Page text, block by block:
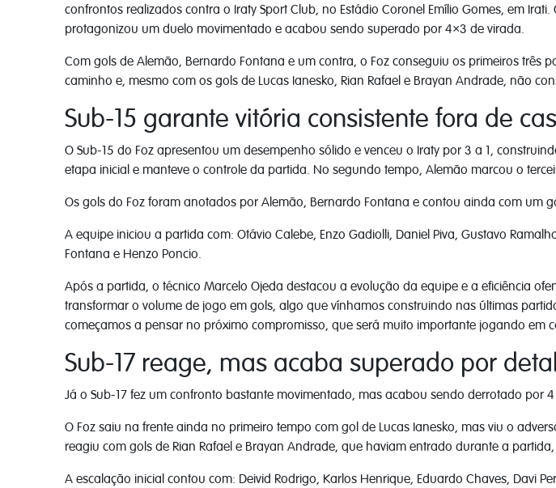
confrontos realizados contra o Iraty Sport Club, no Estádio Coronel Emílio Gomes, em
protagonizou um duelo movimentado e acabou sendo superado por 4×3 de virada.
Com gols de Alemão, Bernardo Fontana e um contra, o Foz conseguiu os primeiros três
caminho e, mesmo com os gols de Lucas Ianesko, Rian Rafael e Brayan Andrade, não
Sub-15 garante vitória consistente fora de
O Sub-15 do Foz apresentou um desempenho sólido e venceu o Iraty por 3 a 1,
etapa inicial e manteve o controle da partida. No segundo tempo, Alemão marcou o
Os gols do Foz foram anotados por Alemão, Bernardo Fontana e contou ainda com um
A equipe iniciou a partida com: Otávio Calebe, Enzo Gadiolli, Daniel Piva, Gustavo
Fontana e Henzo Poncio.
Após a partida, o técnico Marcelo Ojeda destacou a evolução da equipe e a eficiência
transformar o volume de jogo em gols, algo que vínhamos construindo nas últimas
começamos a pensar no próximo compromisso, que será muito importante jogando em
Sub-17 reage, mas acaba superado por
Já o Sub-17 fez um confronto bastante movimentado, mas acabou sendo derrotado
O Foz saiu na frente ainda no primeiro tempo com gol de Lucas Ianesko, mas viu o
reagiu com gols de Rian Rafael e Brayan Andrade, que haviam entrado durante a
A escalação inicial contou com: Deivid Rodrigo, Karlos Henrique, Eduardo Chaves, Davi